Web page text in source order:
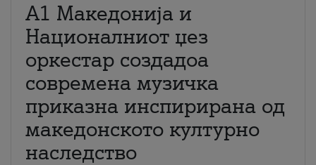
А1 Македонија и
Националниот џез
оркестар создадоа
современа музичка
приказна инспирирана од
македонското културно
наследство